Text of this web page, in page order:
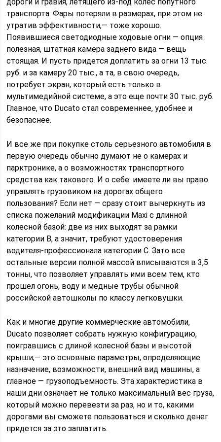
транспорта. Фары потеряли в размерах, при этом не
утратив эффективности,— тоже хорошо.
Появившиеся светодиодные ходовые огни — опция
полезная, штатная камера заднего вида — вещь
стоящая. И пусть придется доплатить за огни 13 тыс.
руб. и за камеру 20 тыс., а та, в свою очередь,
потребует экран, который есть только в
мультимедийной системе, а это еще почти 30 тыс. руб.
Главное, что Ducato стал современнее, удобнее и
безопаснее.
И все же при покупке столь серьезного автомобиля в
первую очередь обычно думают не о камерах и
парктронике, а о возможностях транспортного
средства как такового. И о себе: имеете ли вы право
управлять грузовиком на дорогах общего
пользования? Если нет — сразу стоит вычеркнуть из
списка пожеланий модификации Maxi с длинной
колесной базой: две из них выходят за рамки
категории В, а значит, требуют удостоверения
водителя-профессионала категории С. Зато все
остальные версии полной массой вписываются в 3,5
тонны, что позволяет управлять ими всем тем, кто
прошел огонь, воду и медные трубы обычной
российской автошколы по классу легковушки.
Как и многие другие коммерческие автомобили,
Ducato позволяет собрать нужную конфигурацию,
поигравшись с длиной колесной базы и высотой
крыши,— это основные параметры, определяющие
назначение, возможности, внешний вид машины, а
главное — грузоподъемность. Эта характеристика в
наши дни означает не только максимальный вес груза,
который можно перевезти за раз, но и то, какими
дорогами вы сможете пользоваться и сколько денег
придется за это заплатить.